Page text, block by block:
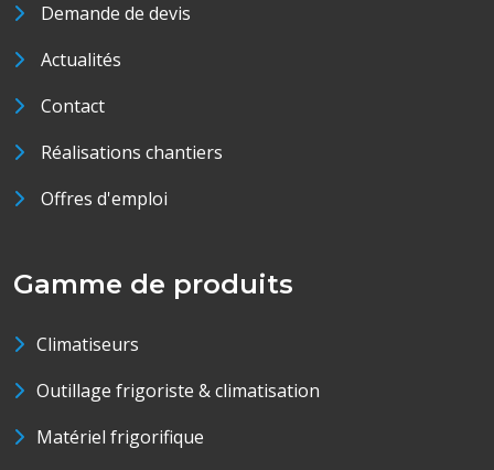
Demande de devis
Actualités
Contact
Réalisations chantiers
Offres d'emploi
Gamme de produits
Climatiseurs
Outillage frigoriste & climatisation
Matériel frigorifique